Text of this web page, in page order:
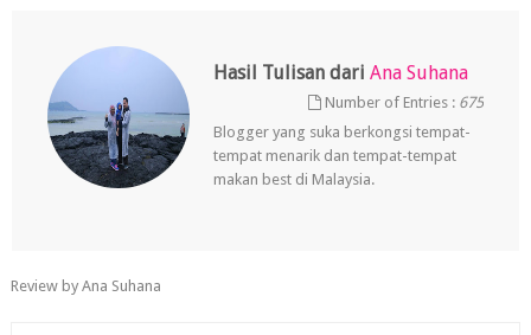
Hasil Tulisan dari Ana Suhana
Number of Entries : 675
Blogger yang suka berkongsi tempat-
tempat menarik dan tempat-tempat
makan best di Malaysia.
Review by Ana Suhana